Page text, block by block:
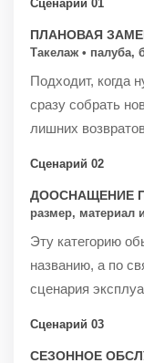
Сценарий 01
ПЛАНОВАЯ
Такелаж • палуба,
Подходит, когда
сразу собрать
лишних
Сценарий 02
ДООСНАЩЕНИЕ
размер, материал
Эту категорию
названию, а по
сценария
Сценарий 03
СЕЗОННОЕ